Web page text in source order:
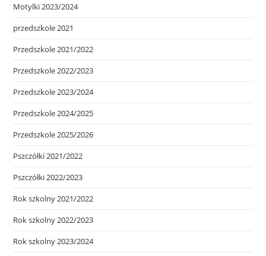
Motylki 2023/2024
przedszkole 2021
Przedszkole 2021/2022
Przedszkole 2022/2023
Przedszkole 2023/2024
Przedszkole 2024/2025
Przedszkole 2025/2026
Pszczółki 2021/2022
Pszczółki 2022/2023
Rok szkolny 2021/2022
Rok szkolny 2022/2023
Rok szkolny 2023/2024